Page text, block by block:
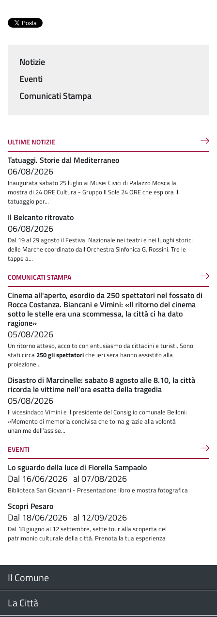
Menu
Notizie
Eventi
Comunicati Stampa
ULTIME NOTIZIE
Tatuaggi. Storie dal Mediterraneo
06/08/2026
Inaugurata sabato 25 luglio ai Musei Civici di Palazzo Mosca la
mostra di 24 ORE Cultura - Gruppo Il Sole 24 ORE che esplora il
tatuaggio per...
Il Belcanto ritrovato
06/08/2026
Dal 19 al 29 agosto il Festival Nazionale nei teatri e nei luoghi storici
delle Marche coordinato dall’Orchestra Sinfonica G. Rossini. Tre le
tappe a...
COMUNICATI STAMPA
Cinema all'aperto, esordio da 250 spettatori nel fossato di
Rocca Costanza. Biancani e Vimini: «Il ritorno del cinema
sotto le stelle era una scommessa, la città ci ha dato
ragione»
05/08/2026
Un ritorno atteso, accolto con entusiasmo da cittadini e turisti. Sono
stati circa250 gli spettatoriche ieri sera hanno assistito alla
proiezione...
Disastro di Marcinelle: sabato 8 agosto alle 8.10, la città
ricorda le vittime nell’ora esatta della tragedia
05/08/2026
Il vicesindaco Vimini e il presidente del Consiglio comunale Belloni:
«Momento di memoria condivisa che torna grazie alla volontà
unanime dell’assise...
EVENTI
Lo sguardo della luce di Fiorella Sampaolo
Dal 16/06/2026 al07/08/2026
Biblioteca San Giovanni - Presentazione libro e mostra fotografica
Scopri Pesaro
Dal 18/06/2026 al 12/09/2026
Dal 18 giugno al 12 settembre, sette tour alla scoperta del
patrimonio culturale della città. Prenota la tua esperienza
Menu
Footer
Il Comune
Il Sindaco
La Città